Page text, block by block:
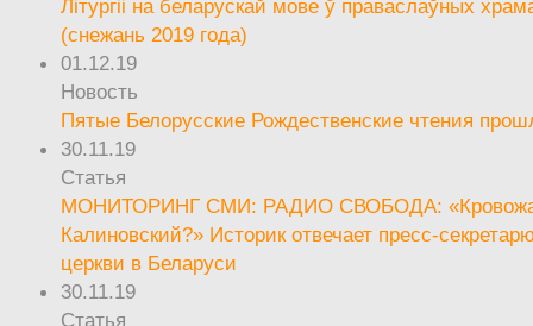
Літургіі на беларускай мове ў праваслаўных
(снежань 2019 года)
01.12.19
Новость
Пятые Белорусские Рождественские чтения
30.11.19
Статья
МОНИТОРИНГ СМИ: РАДИО СВОБОДА:
Калиновский?» Историк отвечает пресс-
церкви в Беларуси
30.11.19
Статья